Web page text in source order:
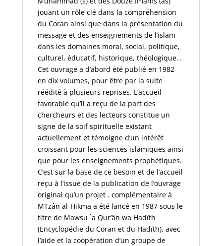
jouant un rôle clé dans la compréhension
du Coran ainsi que dans la présentation du
message et des enseignements de l’islam
dans les domaines moral, social, politique,
culturel, éducatif, historique, théologique…
Cet ouvrage a d’abord été publié en 1982
en dix volumes, pour être par la suite
réédité à plusieurs reprises. L’accueil
favorable qu’il a reçu de la part des
chercheurs et des lecteurs constitue un
signe de la soif spirituelle existant
actuellement et témoigne d’un intérêt
croissant pour les sciences islamiques ainsi
que pour les enseignements prophétiques.
C’est sur la base de ce besoin et de l’accueil
reçu à l’issue de la publication de l’ouvrage
original qu’un projet . complémentaire à
MTzân al-Hikma a été lancé en 1987 sous le
titre de Mawsu
,
a Qur’ân wa Hadïth
(Encyclopédie du Coran et du Hadïth), avec
l’aide et la coopération d’un groupe de